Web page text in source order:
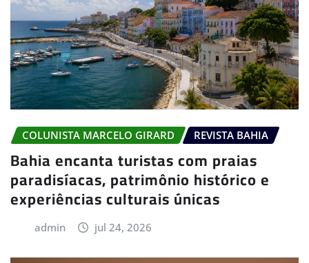
COLUNISTA MARCELO GIRARD REVISTA BAHIA
Bahia encanta turistas com praias
paradisíacas, patrimônio histórico e
experiências culturais únicas
admin jul 24, 2026